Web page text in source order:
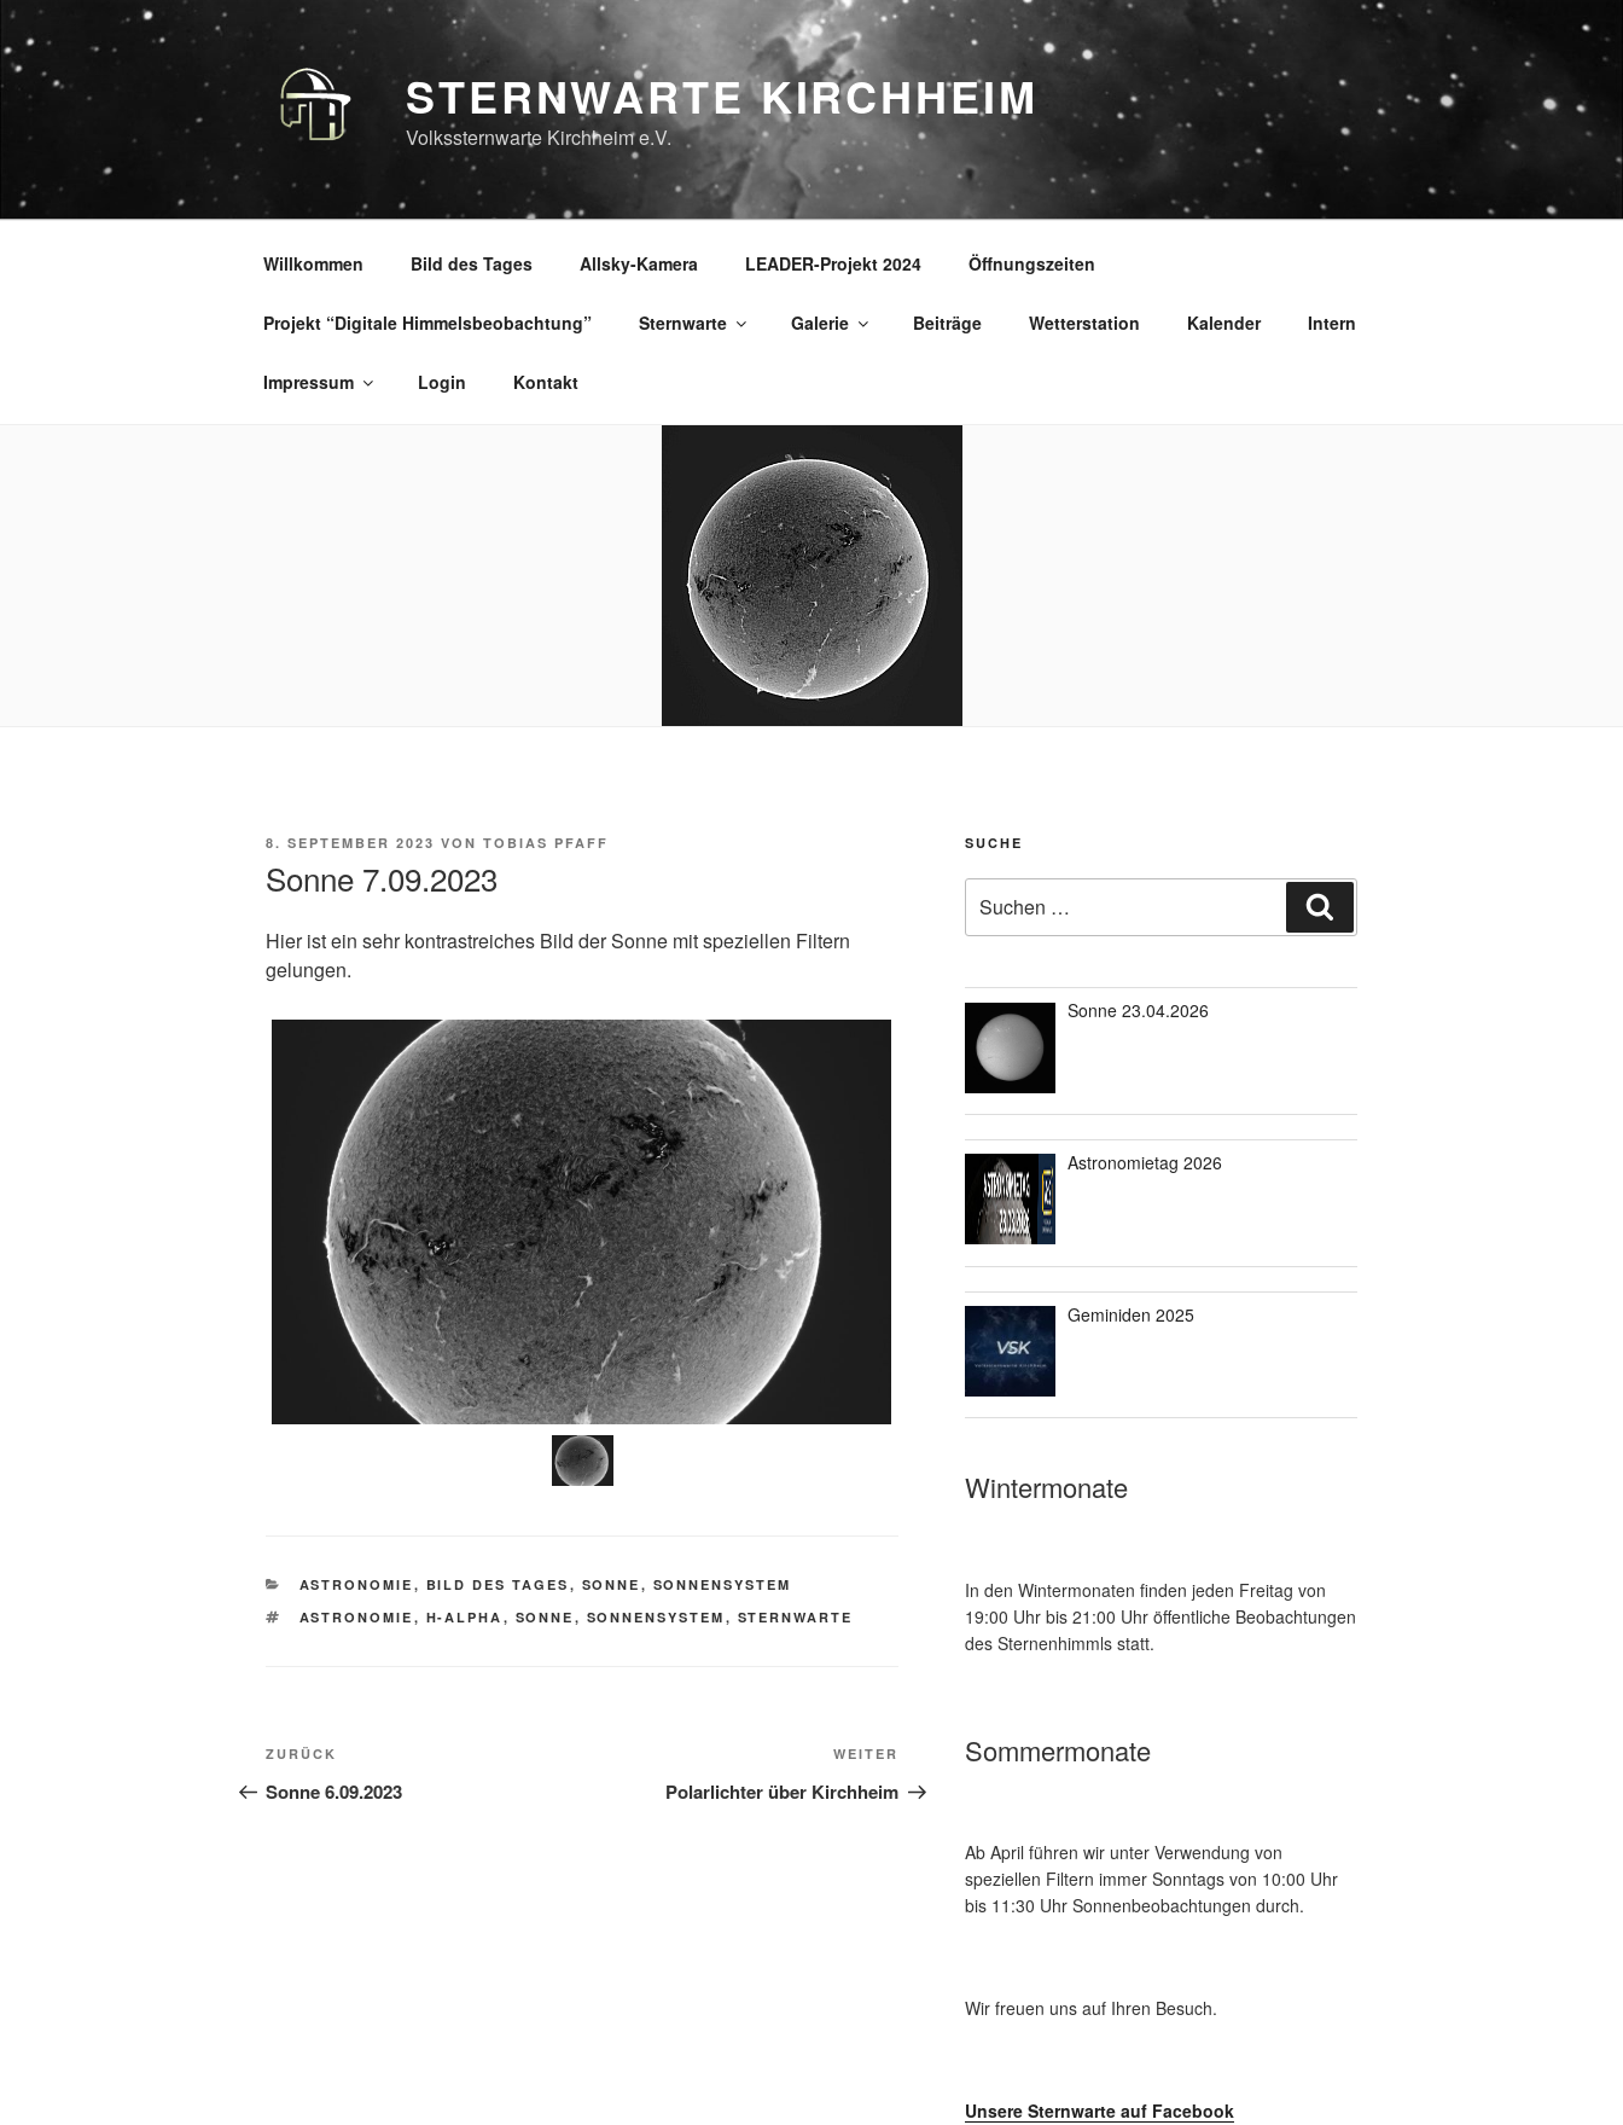
Zum
Inhalt
springen
STERNWARTE KIRCHHEIM
Volkssternwarte Kirchheim e.V.
Willkommen Bild des Tages Allsky-Kamera LEADER-Projekt 2024 Öffnungszeiten
Projekt “Digitale Himmelsbeobachtung” Sternwarte Galerie Beiträge Wetterstation Kalender Intern
Impressum Login Kontakt
VERÖFFENTLICHT
8. SEPTEMBER 2023 VON TOBIAS PFAFF
Sonne 7.09.2023
Hier ist ein sehr kontrastreiches Bild der Sonne mit speziellen Filtern
gelungen.
KATEGORIEN
ASTRONOMIE , BILD DES TAGES , SONNE , SONNENSYSTEM
SCHLAGWÖRTER
ASTRONOMIE , H-ALPHA , SONNE , SONNENSYSTEM , STERNWARTE
Beitragsnavigation
Vorheriger
Beitrag
ZURÜCK
Sonne 6.09.2023
Nächster
Beitrag
WEITER
Polarlichter über Kirchheim
SUCHE
nach:
Sonne 23.04.2026
Astronomietag 2026
Geminiden 2025
Wintermonate
In den Wintermonaten finden jeden Freitag von
19:00 Uhr bis 21:00 Uhr öffentliche Beobachtungen
des Sternenhimmls statt.
Sommermonate
Ab April führen wir unter Verwendung von
speziellen Filtern immer Sonntags von 10:00 Uhr
bis 11:30 Uhr Sonnenbeobachtungen durch.
Wir freuen uns auf Ihren Besuch.
Unsere Sternwarte auf Facebook